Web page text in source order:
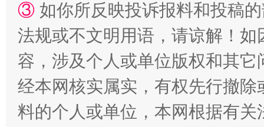
③ 如你所反映投诉报料和投稿
法规或不文明用语，请谅解！
容，涉及个人或单位版权和其它
经本网核实属实，有权先行撤
料的个人或单位，本网根据有